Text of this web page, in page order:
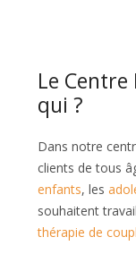
Le
qui ?
Dans notre
clients de tous
enfants, les
souhaitent
thérapie de